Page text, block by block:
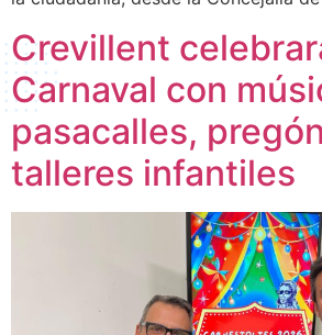
Crevillent
Carnaval con
pasacalles,
talleres infantiles